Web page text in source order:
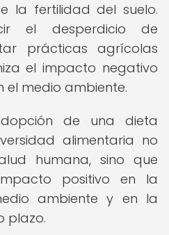
la fertilidad del suelo.
el desperdicio de
prácticas agrícolas
el impacto negativo
el medio ambiente.
de una dieta
alimentaria no
humana, sino que
positivo en la
ambiente y en la
plazo.